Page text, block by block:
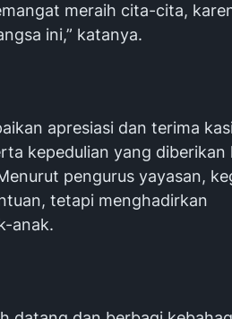
meraih cita-cita,
ini,” katanya.
apresiasi dan terima
kepedulian yang diberikan
pengurus yayasan,
tetapi menghadirkan
anak.